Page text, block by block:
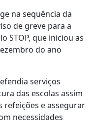
na sequência da
de greve para a
STOP, que iniciou as
do ano
serviços
das escolas assim
refeições e assegurar
necessidades